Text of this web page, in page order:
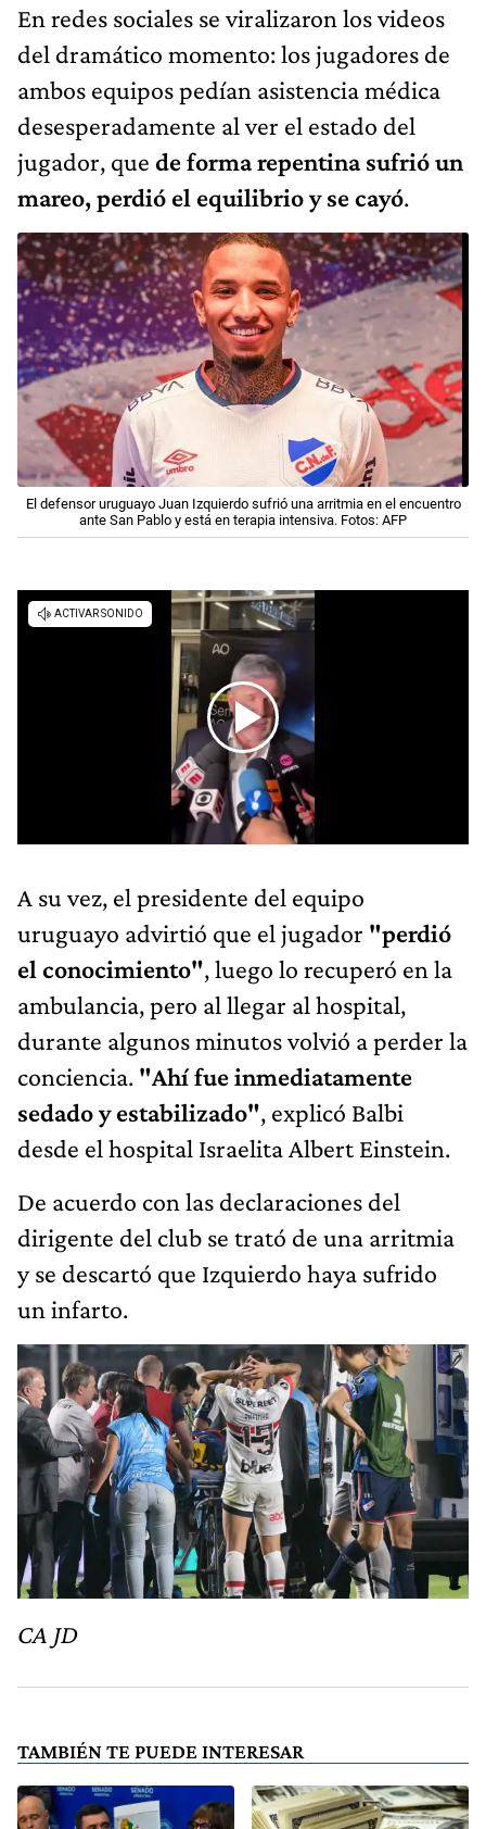
En redes sociales se viralizaron los videos
del dramático momento: los jugadores de
ambos equipos pedían asistencia médica
desesperadamente al ver el estado del
jugador, que de forma repentina sufrió un
mareo, perdió el equilibrio y se cayó.
El defensor uruguayo Juan Izquierdo sufrió una arritmia en el encuentro
ante San Pablo y está en terapia intensiva. Fotos: AFP
A su vez, el presidente del equipo
uruguayo advirtió que el jugador "perdió
el conocimiento", luego lo recuperó en la
ambulancia, pero al llegar al hospital,
durante algunos minutos volvió a perder la
conciencia. "Ahí fue inmediatamente
sedado y estabilizado", explicó Balbi
desde el hospital Israelita Albert Einstein.
De acuerdo con las declaraciones del
dirigente del club se trató de una arritmia
y se descartó que Izquierdo haya sufrido
un infarto.
CA JD
TAMBIÉN TE PUEDE INTERESAR